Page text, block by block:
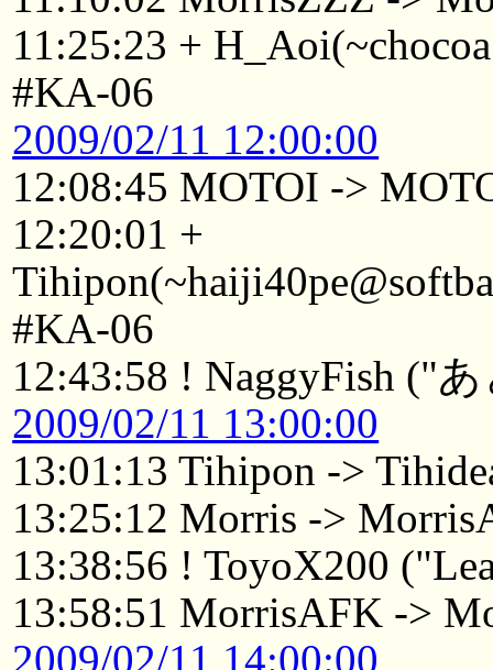
11:25:23 +
#KA-06
2009/02/11 12:00:00
12:08:45 MOTOI ->
12:20:01 +
#KA-06
12:43:58 ! NaggyFish ("
2009/02/11 13:00:00
13:01:13 Tihipon ->
13:25:12 Morris ->
13:38:56 ! ToyoX200
13:58:51 MorrisAFK ->
2009/02/11 14:00:00